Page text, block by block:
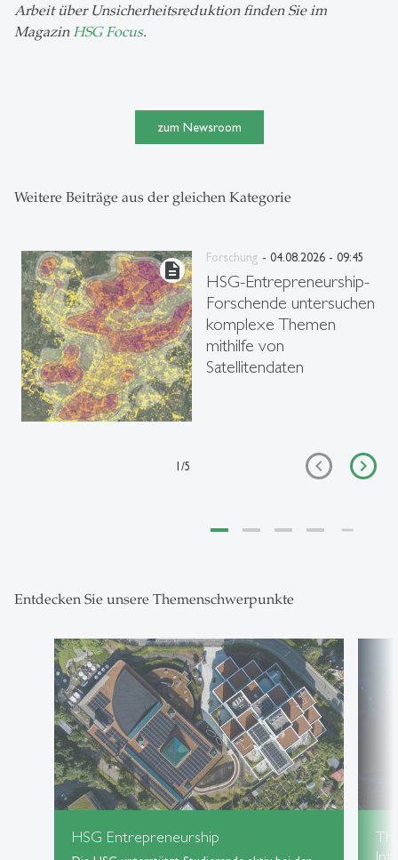
Arbeit über Unsicherheitsreduktion finden Sie im
MagazinHSG Focus.
zum Newsroom
Weitere Beiträge aus der gleichen Kategorie
description
Forschung - 04.08.2026 - 09:45
HSG-Entrepreneurship-
Forschende untersuchen
komplexe Themen
mithilfe von
Satellitendaten
1/5
Entdecken Sie unsere Themenschwerpunkte
HSG Entrepreneurship